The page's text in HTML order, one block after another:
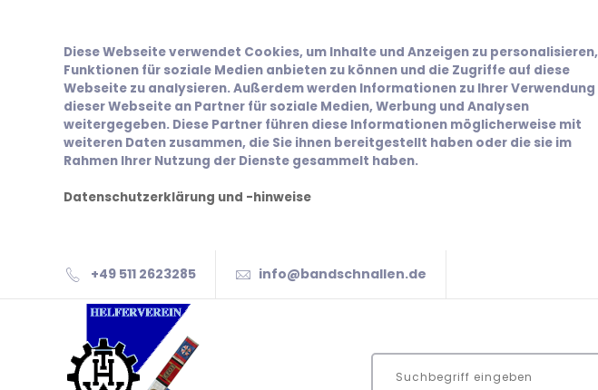
Diese Webseite verwendet Cookies, um Inhalte und Anzeigen zu personalisieren,
Funktionen für soziale Medien anbieten zu können und die Zugriffe auf diese
Webseite zu analysieren. Außerdem werden Informationen zu Ihrer Verwendung
dieser Webseite an Partner für soziale Medien, Werbung und Analysen
weitergegeben. Diese Partner führen diese Informationen möglicherweise mit
weiteren Daten zusammen, die Sie ihnen bereitgestellt haben oder die sie im
Rahmen Ihrer Nutzung der Dienste gesammelt haben.
Datenschutzerklärung und -hinweise
+49 511 2623285 info@bandschnallen.de